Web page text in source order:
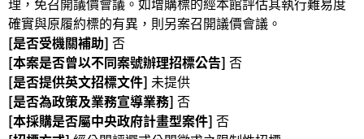
R
S
S
網
站
資
確實與原履約標的有異，則另案召開議價會議。
[是否受機關補助] 否
[本案是否曾以不同案號辦理招標公告] 否
[是否提供英文招標文件] 未提供
[是否為政策及業務宣導業務] 否
[本採購是否屬中央政府計畫型案件] 否